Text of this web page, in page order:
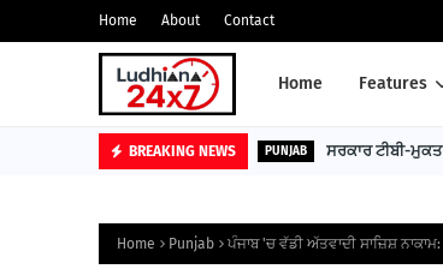
Home About Contact
Home Features
BREAKING NEWS PUNJAB ਸਰਕਾਰ ਟੀਬੀ-
Home Punjab ਪੰਜਾਬ 'ਚ ਵੱਡੀ ਅੱਤਵਾਦੀ ਸਾਜ਼ਿਸ਼